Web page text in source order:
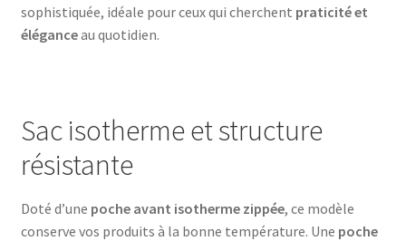
sophistiquée, idéale pour ceux qui cherchent praticité et
éléganceau quotidien.
Sac isotherme et structure
résistante
Doté d’une poche avant isotherme zippée, ce modèle
conserve vos produits à la bonne température. Une poche